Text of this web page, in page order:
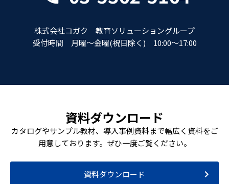
株式会社コガク 教育ソリューショングループ
受付時間 月曜～金曜(祝日除く) 10:00～17:00
資料ダウンロード
カタログやサンプル教材、導入事例資料まで幅広く資料をご
用意しております。ぜひ一度ご覧ください。
資料ダウンロード